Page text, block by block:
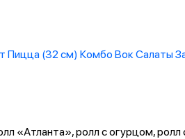
Пицца (32 см) Комбо Вок Салаты
«Атланта», ролл с огурцом, ролл